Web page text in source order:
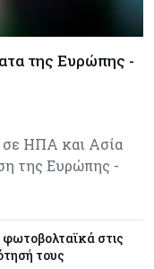
– και τι όχι – από
και Λονδίνο:
εκατ. οι κρατικές
Κύπρο
της Ευρώπης -
σε ΗΠΑ και Ασία
της Ευρώπης -
στις
τους